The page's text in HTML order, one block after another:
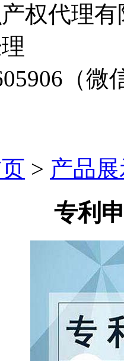
权代理
（微
> 产品
专利